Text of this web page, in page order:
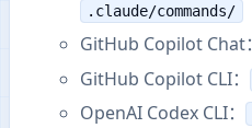
.claude/commands/
GitHub Copilot Chat：
GitHub Copilot CLI：
OpenAI Codex CLI：